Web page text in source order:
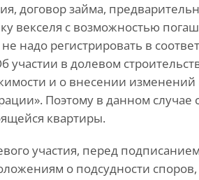
договор займа,
векселя с возможностью
надо регистрировать в
участии в долевом
и о внесении изменений
Поэтому в данном случае
квартиры.
участия, перед
о подсудности